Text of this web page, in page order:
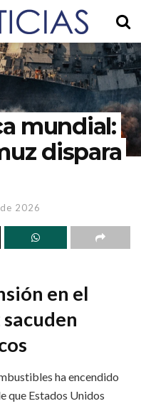
mundial:
dispara
2026
en el
ha encendido
que Estados Unidos